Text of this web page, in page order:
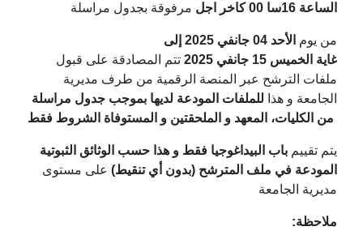
الساعة 16سا 00 كاخر اجل
مرفوقة بجدول مراسلة
من يوم
الأحد 04 جانفي 2025 إلى
غاية الخميس 15 جانفي 2025
تتم المصادقة على قبول
ملفات الترشح عبر المنصة الرقمية من طرف مديرية
الجامعة و هذا للملفات المودعة لديها بموجب جدول مراسلة
يتم تقييم باب البيداغوجيا فقط و هذا حسب الوثائق الثبوتية
المودعة في ملف المترشح (بدون أي تنقيط) على مستوى
مديرية الجامعة
:ملاحظة